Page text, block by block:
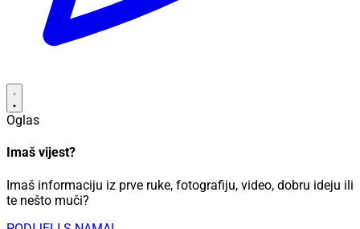
Oglas
Imaš vijest?
Imaš informaciju iz prve ruke, fotografiju, video, dobru ideju ili
te nešto muči?